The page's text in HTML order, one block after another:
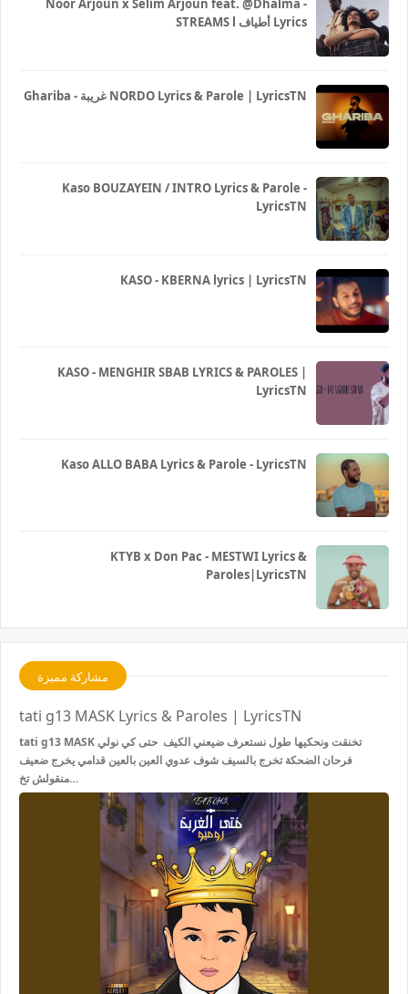
Noor Arjoun x Selim Arjoun feat. @Dhalma -
STREAMS l أطياف Lyrics
Ghariba - غريبة NORDO Lyrics & Parole | LyricsTN
Kaso BOUZAYEIN / INTRO Lyrics & Parole -
LyricsTN
KASO - KBERNA lyrics | LyricsTN
KASO - MENGHIR SBAB LYRICS & PAROLES |
LyricsTN
Kaso ALLO BABA Lyrics & Parole - LyricsTN
KTYB x Don Pac - MESTWI Lyrics &
Paroles|LyricsTN
مشاركة مميزة
tati g13 MASK Lyrics & Paroles | LyricsTN
tati g13 MASK تخنقت ونحكيها طول نستعرف ضيعني الكيف حتى كي نولي
فرحان الضحكة تخرج بالسيف شوف عدوي العين بالعين قدامي يخرج ضعيف
منقولش تخ…